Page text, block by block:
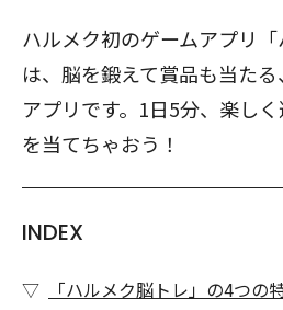
ハルメク初のゲームアプリ「
は、脳を鍛えて賞品も当た
アプリです。1日5分、楽し
を当てちゃおう！
INDEX
「ハルメク脳トレ」の4つの